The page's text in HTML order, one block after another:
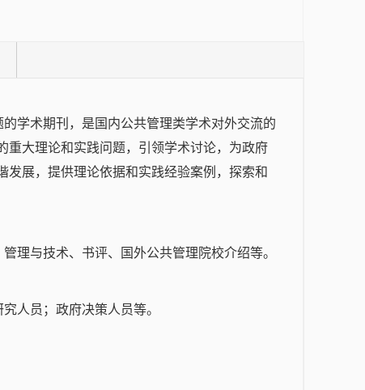
学术期刊，是国内公共管理类学术对外交流的
重大理论和实践问题，引领学术讨论，为政府
展，提供理论依据和实践经验案例，探索和
理与技术、书评、国外公共管理院校介绍等。
人员；政府决策人员等。